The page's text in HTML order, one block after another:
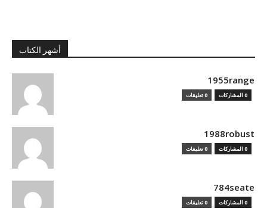
أشهر الكتاب
1955range
0 المشاركات 0 تعليقات
1988robust
0 المشاركات 0 تعليقات
784seate
0 المشاركات 0 تعليقات